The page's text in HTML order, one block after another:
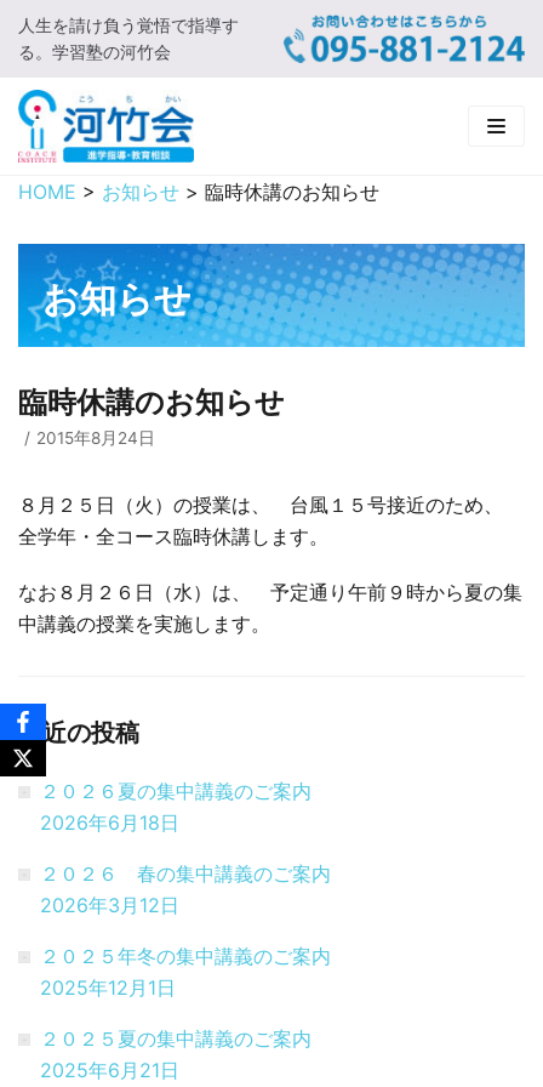
コ
ン
テ
ン
ツ
に
キ
プ
人生を請け負う覚悟で指導す
る。学習塾の河竹会
HOME
新着情報
□ お知らせ
河竹会について
□ 河竹会について
□ よくあるご質問
□ 小学部
□ 高校部
□ 有料体験指導
実 績
□ 2019年合格体験記
HOME > お知らせ > 臨時休講のお知らせ
お知らせ
臨時休講のお知らせ
2015年8月24日
８月２５日（火）の授業は、 台風１５号接近のため、
全学年・全コース臨時休講します。
なお８月２６日（水）は、 予定通り午前９時から夏の集
中講義の授業を実施します。
最近の投稿
２０２６夏の集中講義のご案内
2026年6月18日
２０２６ 春の集中講義のご案内
2026年3月12日
２０２５年冬の集中講義のご案内
2025年12月1日
２０２５夏の集中講義のご案内
2025年6月21日